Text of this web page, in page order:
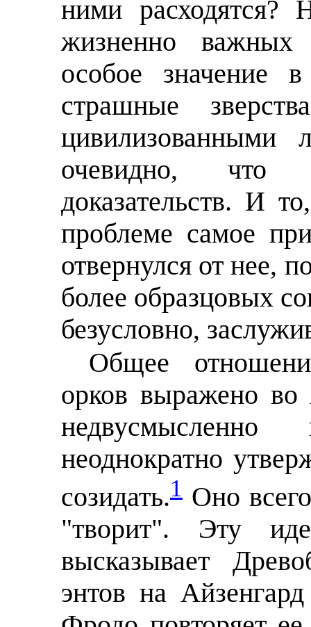
ними расходятся?
жизненно важных
особое значение
страшные
цивилизованными
очевидно, что
доказательств. И
проблеме самое
отвернулся от нее,
более образцовых
безусловно,
Общее
орков выражено во
неоднократно
созидать.1 Оно
"творит". Эту
высказывает
энтов на